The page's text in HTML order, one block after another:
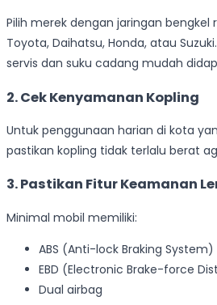
Pilih merek dengan jaringan bengkel
Toyota, Daihatsu, Honda, atau
servis dan suku cadang mudah
2. Cek Kenyamanan Kopling
Untuk penggunaan harian di kota
pastikan kopling tidak terlalu berat
3. Pastikan Fitur Keamanan
Minimal mobil memiliki:
ABS (Anti-lock Braking System)
EBD (Electronic Brake-force
Dual airbag